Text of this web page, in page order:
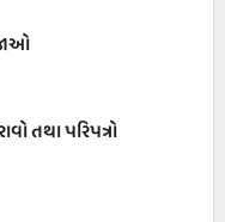
તથા પરિપત્રો